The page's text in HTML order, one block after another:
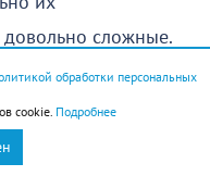
сложные.
о
которым вы
В благодарность
обработки персональных
cookie. Подробнее